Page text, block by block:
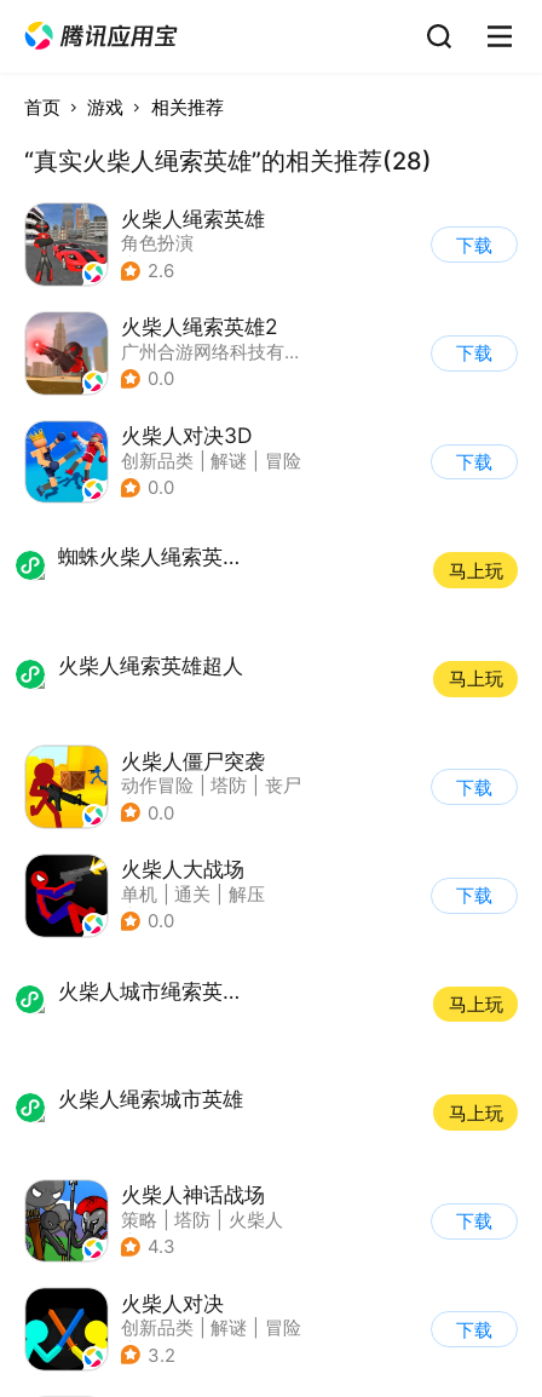
首页 游戏 相关推荐
“真实火柴人绳索英雄”的相关推荐(28)
火柴人绳索英雄
角色扮演
| 第三人称射击
2.6
下载
火柴人绳索英雄2
广州合游网络科技有限公司
0.0
下载
火柴人对决3D
创新品类 解谜
冒险
| 挑战破纪录
0.0
下载
蜘蛛火柴人绳索英雄2
马上玩
火柴人绳索英雄超人
马上玩
火柴人僵尸突袭
动作冒险 塔防
丧尸
| 挑战破纪录
0.0
下载
火柴人大战场
单机 通关
解压
| 火柴人
0.0
下载
火柴人城市绳索英雄游戏
马上玩
火柴人绳索城市英雄
马上玩
火柴人神话战场
策略 塔防
火柴人
| 休闲益智
4.3
下载
火柴人对决
创新品类 解谜
冒险
| 挑战破纪录
3.2
下载